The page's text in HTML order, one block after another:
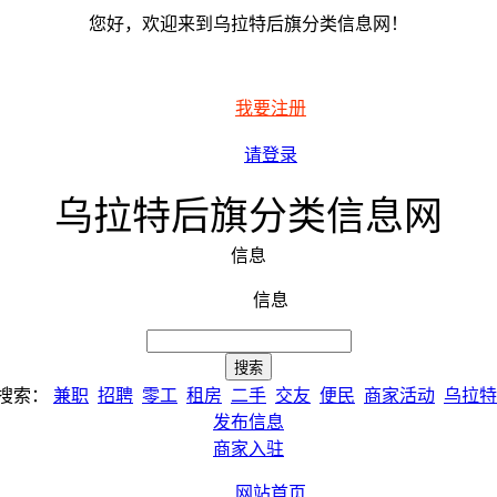
您好，欢迎来到乌拉特后旗分类信息网！
我要注册
请登录
乌拉特后旗分类信息网
信息
信息
索： 兼职 招聘 零工 租房 二手 交友 便民 商家活动 乌拉
发布信息
商家入驻
网站首页